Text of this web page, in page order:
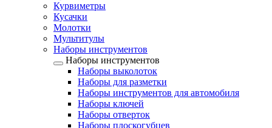
Курвиметры
Кусачки
Молотки
Мультитулы
Наборы инструментов
Наборы инструментов
Наборы выколоток
Наборы для разметки
Наборы инструментов для автомобиля
Наборы ключей
Наборы отверток
Наборы плоскогубцев